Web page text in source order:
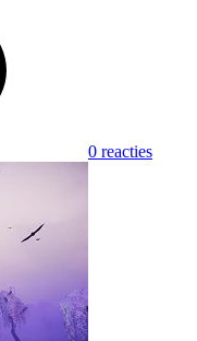
0 reacties